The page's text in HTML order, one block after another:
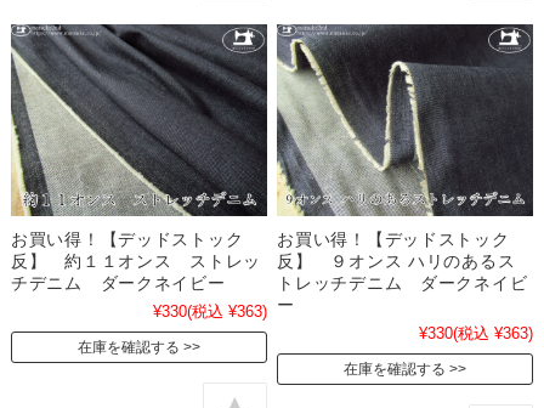
お買い得！【デッドストック
反】 約１１オンス ストレッ
チデニム ダークネイビー
¥330(税込 ¥363)
在庫を確認する
お買い得！【デッドストック
反】 ９オンス ハリのあるス
トレッチデニム ダークネイビ
ー
¥330(税込 ¥363)
在庫を確認する